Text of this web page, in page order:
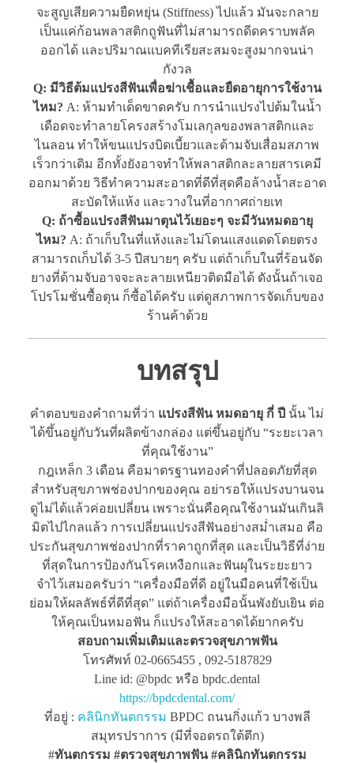
จะสูญเสียความยืดหยุ่น (Stiffness) ไปแล้ว มันจะกลาย
เป็นแค่ก้อนพลาสติกถูฟันที่ไม่สามารถดีดคราบพลัค
ออกได้ และปริมาณแบคทีเรียสะสมจะสูงมากจนน่า
กังวล
Q: มีวิธีต้มแปรงสีฟันเพื่อฆ่าเชื้อและยืดอายุการใช้งาน
ไหม? A: ห้ามทำเด็ดขาดครับ การนำแปรงไปต้มในน้ำ
เดือดจะทำลายโครงสร้างโมเลกุลของพลาสติกและ
ไนลอน ทำให้ขนแปรงบิดเบี้ยวและด้ามจับเสื่อมสภาพ
เร็วกว่าเดิม อีกทั้งยังอาจทำให้พลาสติกละลายสารเคมี
ออกมาด้วย วิธีทำความสะอาดที่ดีที่สุดคือล้างน้ำสะอาด
สะบัดให้แห้ง และวางในที่อากาศถ่ายเท
Q: ถ้าซื้อแปรงสีฟันมาตุนไว้เยอะๆ จะมีวันหมดอายุ
ไหม? A: ถ้าเก็บในที่แห้งและไม่โดนแสงแดดโดยตรง
สามารถเก็บได้ 3-5 ปีสบายๆ ครับ แต่ถ้าเก็บในที่ร้อนจัด
ยางที่ด้ามจับอาจจะละลายเหนียวติดมือได้ ดังนั้นถ้าเจอ
โปรโมชั่นซื้อตุน ก็ซื้อได้ครับ แต่ดูสภาพการจัดเก็บของ
ร้านค้าด้วย
บทสรุป
คำตอบของคำถามที่ว่า แปรงสีฟัน หมดอายุ กี่ ปี นั้น ไม่
ได้ขึ้นอยู่กับวันที่ผลิตข้างกล่อง แต่ขึ้นอยู่กับ “ระยะเวลา
ที่คุณใช้งาน”
กฎเหล็ก 3 เดือน คือมาตรฐานทองคำที่ปลอดภัยที่สุด
สำหรับสุขภาพช่องปากของคุณ อย่ารอให้แปรงบานจน
ดูไม่ได้แล้วค่อยเปลี่ยน เพราะนั่นคือคุณใช้งานมันเกินลิ
มิตไปไกลแล้ว การเปลี่ยนแปรงสีฟันอย่างสม่ำเสมอ คือ
ประกันสุขภาพช่องปากที่ราคาถูกที่สุด และเป็นวิธีที่ง่าย
ที่สุดในการป้องกันโรคเหงือกและฟันผุในระยะยาว
จำไว้เสมอครับว่า “เครื่องมือที่ดี อยู่ในมือคนที่ใช้เป็น
ย่อมให้ผลลัพธ์ที่ดีที่สุด” แต่ถ้าเครื่องมือนั้นพังยับเยิน ต่อ
ให้คุณเป็นหมอฟัน ก็แปรงให้สะอาดได้ยากครับ
สอบถามเพิ่มเติมและตรวจสุขภาพฟัน
โทรศัพท์ 02-0665455 , 092-5187829
Line id: @bpdc หรือ bpdc.dental
https://bpdcdental.com/
ที่อยู่ : คลินิกทันตกรรม BPDC ถนนกิ่งแก้ว บางพลี
สมุทรปราการ (มีที่จอดรถใต้ตึก)
#ทันตกรรม #ตรวจสุขภาพฟัน #คลินิกทันตกรรม